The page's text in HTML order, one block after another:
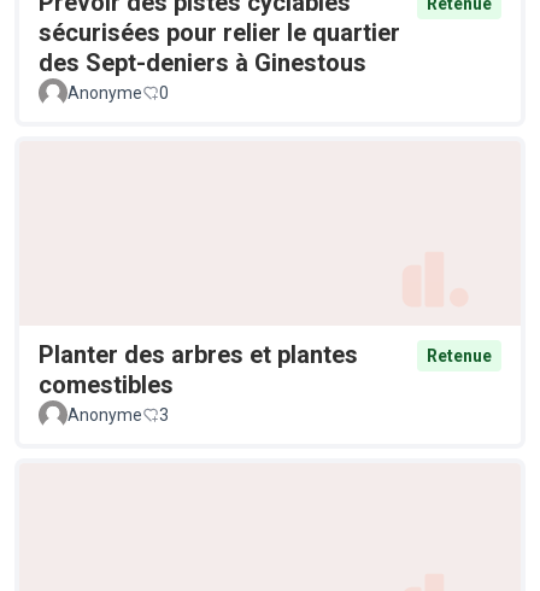
sécurisées pour relier le quartier
des Sept-deniers à Ginestous
Anonyme 0
Planter des arbres et plantes
comestibles
Retenue
Anonyme 3